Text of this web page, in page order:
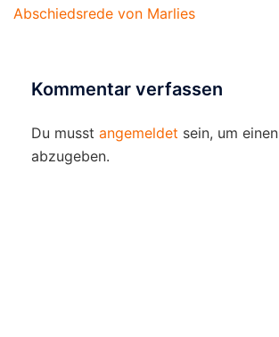
Abschiedsrede von Marlies
Kommentar verfassen
Du musst angemeldet sein, um
abzugeben.